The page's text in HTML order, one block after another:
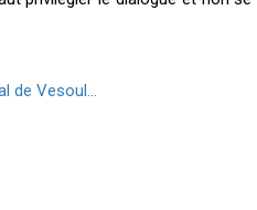
de Vesoul...